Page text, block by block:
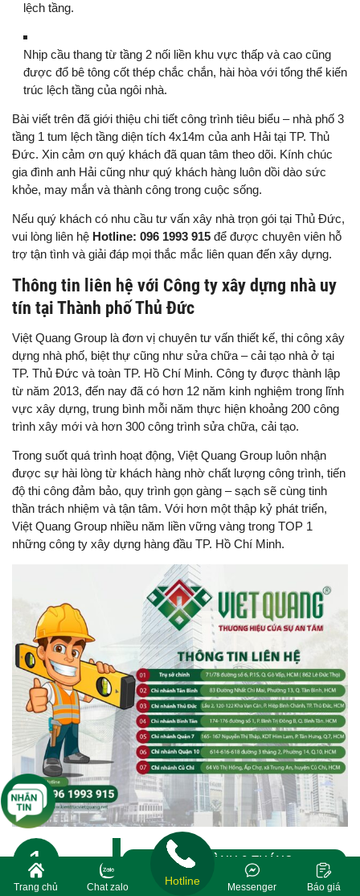
lệch tầng.
Nhịp cầu thang từ tầng 2 nối liền khu vực thấp và cao cũng
được đổ bê tông cốt thép chắc chắn, hài hòa với tổng thể kiến
trúc lệch tầng của ngôi nhà.
Bài viết trên đã giới thiệu chi tiết công trình tiêu biểu – nhà phố 3
tầng 1 tum lệch tầng diện tích 4x14m của anh Hải tại TP. Thủ
Đức. Xin cảm ơn quý khách đã quan tâm theo dõi. Kính chúc
gia đình anh Hải cũng như quý khách hàng luôn dồi dào sức
khỏe, may mắn và thành công trong cuộc sống.
Nếu quý khách có nhu cầu tư vấn xây nhà trọn gói tại Thủ Đức,
vui lòng liên hệ Hotline: 096 1993 915 để được chuyên viên hỗ
trợ tận tình và giải đáp mọi thắc mắc liên quan đến xây dựng.
Thông tin liên hệ với Công ty xây dựng nhà uy
tín tại Thành phố Thủ Đức
Việt Quang Group là đơn vị chuyên tư vấn thiết kế, thi công xây
dựng nhà phố, biệt thự cũng như sửa chữa – cải tạo nhà ở tại
TP. Thủ Đức và toàn TP. Hồ Chí Minh. Công ty được thành lập
từ năm 2013, đến nay đã có hơn 12 năm kinh nghiệm trong lĩnh
vực xây dựng, trung bình mỗi năm thực hiện khoảng 200 công
trình xây mới và hơn 300 công trình sửa chữa, cải tạo.
Trong suốt quá trình hoạt động, Việt Quang Group luôn nhận
được sự hài lòng từ khách hàng nhờ chất lượng công trình, tiến
độ thi công đảm bảo, quy trình gọn gàng – sạch sẽ cùng tinh
thần trách nhiệm và tận tâm. Với hơn một thập kỷ phát triển,
Việt Quang Group nhiều năm liền vững vàng trong TOP 1
những công ty xây dựng hàng đầu TP. Hồ Chí Minh.
1 BẢO HÀNH 3 THÁNG
Trang chủ Chat zalo Báo giá
Messenger
Hotline